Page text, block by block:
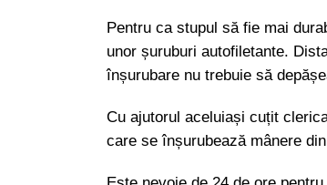
Pentru ca stupul să fie mai
unor șuruburi autofiletante.
înșurubare nu trebuie să
Cu ajutorul aceluiași cuțit
care se înșurubează mânere